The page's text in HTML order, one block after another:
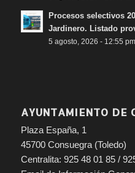
Procesos selectivos
Jardinero. Listado
5 agosto, 2026 - 12:55 pm
AYUNTAMIENTO DE
Plaza España, 1
45700 Consuegra (Toledo)
Centralita: 925 48 01 85 /